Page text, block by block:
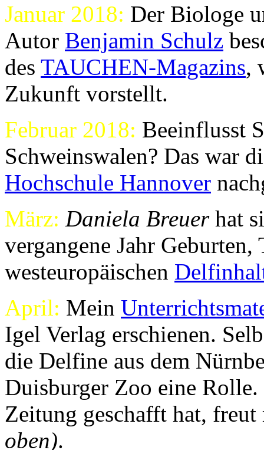
Januar 2018: Der Biologe
Autor Benjamin Schulz
des TAUCHEN-Magazins,
Zukunft vorstellt.
Februar 2018: Beeinflusst
Schweinswalen? Das war
Hochschule Hannover
März: Daniela Breuerhat
vergangene Jahr
westeuropäischen
April: Mein
Igel Verlag erschienen.
die Delfine aus dem
Duisburger Zoo eine
Zeitung geschafft hat,
oben).